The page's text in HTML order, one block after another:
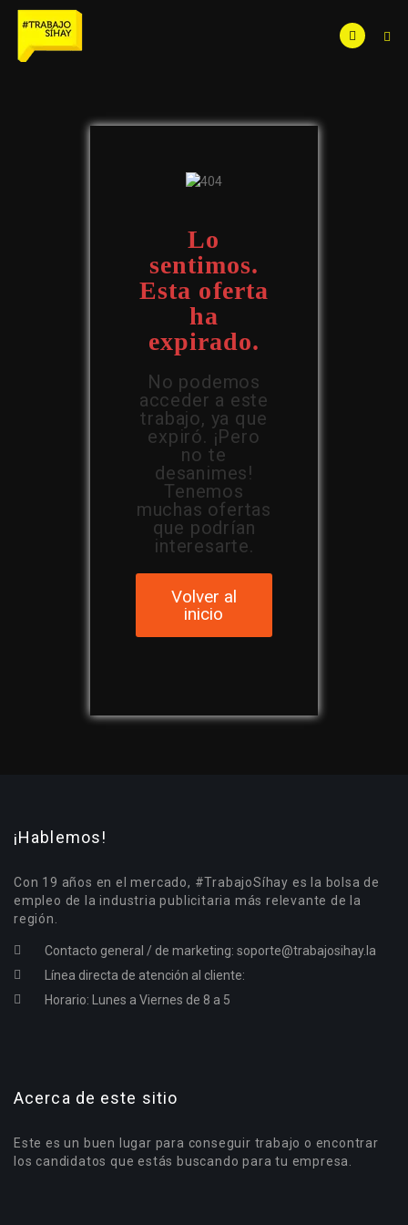
Lo
sentimos.
Esta oferta
ha
expirado.
No podemos
acceder a este
trabajo, ya que
expiró. ¡Pero
no te
desanimes!
Tenemos
muchas ofertas
que podrían
interesarte.
Volver al
inicio
¡Hablemos!
Con 19 años en el mercado, #TrabajoSíhay es la bolsa de
empleo de la industria publicitaria más relevante de la
región.
Contacto general / de marketing: soporte@trabajosihay.la
Línea directa de atención al cliente:
Horario: Lunes a Viernes de 8 a 5
Acerca de este sitio
Este es un buen lugar para conseguir trabajo o encontrar
los candidatos que estás buscando para tu empresa.